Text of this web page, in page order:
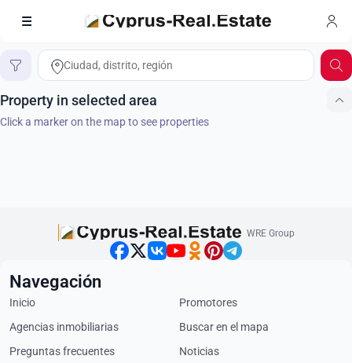
Property in selected area
Click a marker on the map to see properties
Búsqueda en el mapa
WRE Group
Navegación
Inicio
Promotores
Agencias inmobiliarias
Buscar en el mapa
Preguntas frecuentes
Noticias